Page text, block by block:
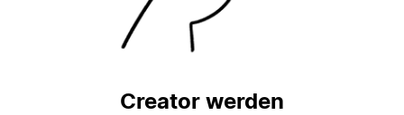
Creator werden